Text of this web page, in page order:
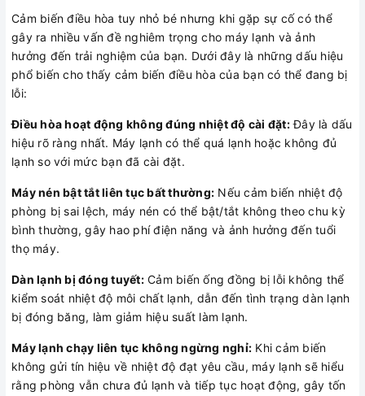
Cảm biến điều hòa tuy nhỏ bé nhưng khi gặp sự cố có thể
gây ra nhiều vấn đề nghiêm trọng cho máy lạnh và ảnh
hưởng đến trải nghiệm của bạn. Dưới đây là những dấu hiệu
phổ biến cho thấy cảm biến điều hòa của bạn có thể đang bị
lỗi:
Điều hòa hoạt động không đúng nhiệt độ cài đặt:Đây là dấu
hiệu rõ ràng nhất. Máy lạnh có thể quá lạnh hoặc không đủ
lạnh so với mức bạn đã cài đặt.
Máy nén bật tắt liên tục bất thường: Nếu cảm biến nhiệt độ
phòng bị sai lệch, máy nén có thể bật/tắt không theo chu kỳ
bình thường, gây hao phí điện năng và ảnh hưởng đến tuổi
thọ máy.
Dàn lạnh bị đóng tuyết:Cảm biến ống đồng bị lỗi không thể
kiểm soát nhiệt độ môi chất lạnh, dẫn đến tình trạng dàn lạnh
bị đóng băng, làm giảm hiệu suất làm lạnh.
Máy lạnh chạy liên tục không ngừng nghỉ: Khi cảm biến
không gửi tín hiệu về nhiệt độ đạt yêu cầu, máy lạnh sẽ hiểu
rằng phòng vẫn chưa đủ lạnh và tiếp tục hoạt động, gây tốn